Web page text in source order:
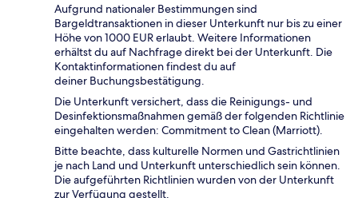
Aufgrund nationaler Bestimmungen sind
Bargeldtransaktionen in dieser Unterkunft nur bis zu einer
Höhe von 1000 EUR erlaubt. Weitere Informationen
erhältst du auf Nachfrage direkt bei der Unterkunft. Die
Kontaktinformationen findest du auf
deiner Buchungsbestätigung.
Die Unterkunft versichert, dass die Reinigungs- und
Desinfektionsmaßnahmen gemäß der folgenden Richtlinie
eingehalten werden: Commitment to Clean (Marriott).
Bitte beachte, dass kulturelle Normen und Gastrichtlinien
je nach Land und Unterkunft unterschiedlich sein können.
Die aufgeführten Richtlinien wurden von der Unterkunft
zur Verfügung gestellt.